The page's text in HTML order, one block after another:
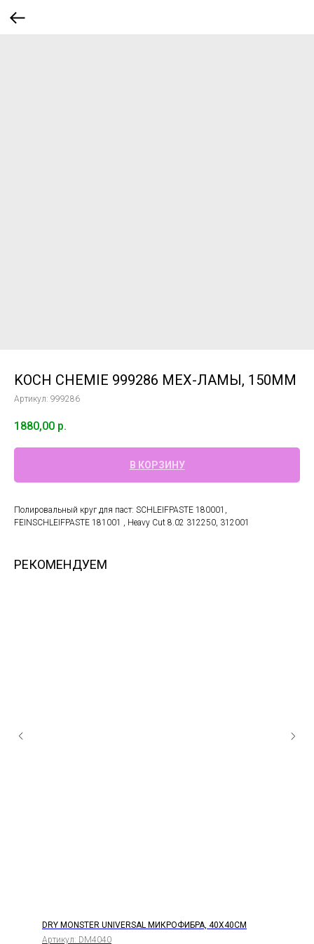
KOCH CHEMIE 999286 МЕХ-ЛАМЫ, 150ММ
Артикул: 999286
1880,00 р.
В КОРЗИНУ
Полировальный круг для паст: SCHLEIFPASTE 180001,
FEINSCHLEIFPASTE 181001 , Heavy Cut 8.02 312250, 312001
РЕКОМЕНДУЕМ
DRY MONSTER UNIVERSAL МИКРОФИБРА, 40Х40СМ
Артикул: DM4040